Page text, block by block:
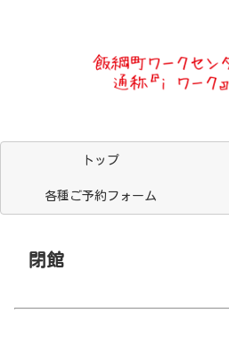
トップ
各種ご予約フォーム
閉館